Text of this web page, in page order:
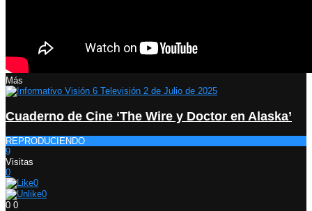
Más
Cuaderno de Cine ‘The Wire y Doctor en Alaska’
REPRODUCIENDO
9
Visitas
0
0
0
0 0